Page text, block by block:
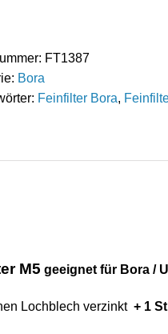
FeinfilterM5
geeignet
FT1387
Bora
Feinfilter Bora,
M5 geeignet für Bora /
Lochblech verzinkt + 1